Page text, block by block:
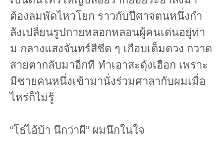
ต้องลมพัดไหวโยก ราวกับปีศาจตนหนึ่งกํา
ลังเปลี่ยนรูปกายหลอกหลอนผู้คนเด่นอยู่ท่า
ม กลางแสงจันทร์สีซีด ๆ เกือบเต็มดวง กวาด
สายตากลับมาอีกที ทําเอาสะดุ้งเฮือก เพราะ
มีชายคนหนึ่งเข้ามานั่งร่วมศาลากับผมเมื่อ
ไหร่ก็ไม่รู้
“โธ่ไอ้บ้า นึกว่าผี” ผมนึกในใจ